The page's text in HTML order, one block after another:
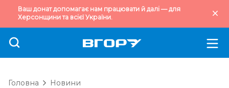
Ваш донат допомагає нам працювати й далі — для
Херсонщини та всієї України.
Головна Новини